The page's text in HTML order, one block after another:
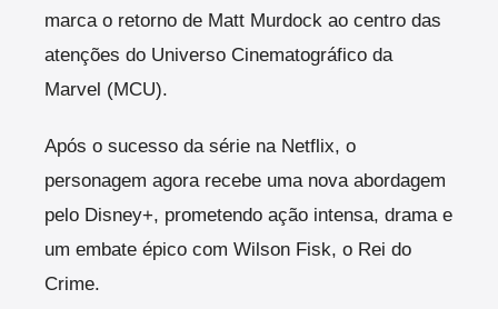
marca o retorno de Matt Murdock ao centro das
atenções do Universo Cinematográfico da
Marvel (MCU).
Após o sucesso da série na Netflix, o
personagem agora recebe uma nova abordagem
pelo Disney+, prometendo ação intensa, drama e
um embate épico com Wilson Fisk, o Rei do
Crime.